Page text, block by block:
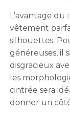
L’avantage du
vêtement
silhouettes.
généreuses, il
disgracieux
les
cintrée sera
donner un côté